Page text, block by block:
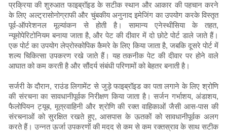
प्रक्रिया की शुरुआत फाइब्रॉइड के सटीक स्थान और आकार की पहचान करने
के लिए अल्ट्रासोनोग्राफी और चुंबकीय अनुनाद इमेजिंग का उपयोग करके विस्तृत
पूर्व-ऑपरेशनल मूल्यांकन से होती है। सामान्य एनेस्थीसिया के तहत,
न्यूमोपेरिटोनियम बनाया जाता है, और पेट की दीवार में दो छोटे पोर्ट डाले जाते हैं।
एक पोर्ट का उपयोग लेप्रोस्कोपिक कैमरे के लिए किया जाता है, जबकि दूसरे पोर्ट में
शल्य चिकित्सा उपकरण रखे जाते हैं। यह तकनीक पेट की दीवार पर होने वाले
आघात को कम करती है और सौंदर्य संबंधी परिणामों को बेहतर बनाती है।
सर्जरी के दौरान, राउंड लिगामेंट से जुड़े फाइब्रॉइड का पता लगाने के लिए श्रोणि
की संरचना का सावधानीपूर्वक निरीक्षण किया जाता है। सर्जन गर्भाशय, अंडाशय,
फैलोपियन ट्यूब, मूत्रवाहिनी और श्रोणि की रक्त वाहिकाओं जैसी आस-पास की
संरचनाओं को सुरक्षित रखते हुए, आसपास के ऊतकों को सावधानीपूर्वक अलग
करते हैं। उन्नत ऊर्जा उपकरणों की मदद से कम से कम रक्तस्राव के साथ सटीक